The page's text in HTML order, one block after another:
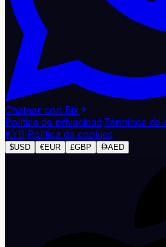
Chatear con Bix
Política de privacidad·Términos de
KYB·Política de cookies
$USD €EUR £GBP AED